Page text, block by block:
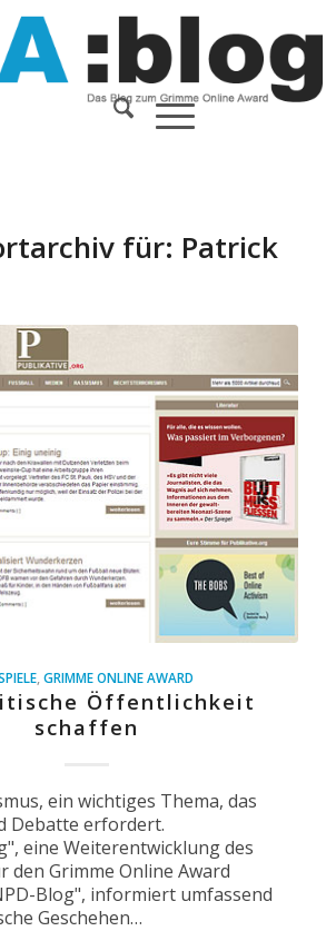
für: Patrick
, GRIMME ONLINE AWARD
Öffentlichkeit
schaffen
ein wichtiges Thema, das
Debatte erfordert.
eine Weiterentwicklung des
den Grimme Online Award
Blog", informiert umfassend
Geschehen…